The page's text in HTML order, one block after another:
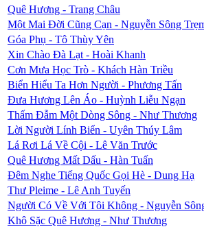
Quê Hương - Trang Châu
Một Mai Đời Cũng Cạn - Nguyễn Sông
Góa Phụ - Tô Thùy Yên
Xin Chào Đà Lạt - Hoài Khanh
Cơn Mưa Học Trò - Khách Hàn Triều
Biển Hiểu Ta Hơn Người - Phương Tấn
Đưa Hương Lên Áo - Huỳnh Liễu Ngạn
Thấm Đẫm Một Dòng Sông - Như Thương
Lời Người Lính Biển - Uyên Thúy Lâm
Lá Rơi Lá Về Cội - Lê Văn Trước
Quê Hương Mất Dấu - Hàn Tuấn
Đêm Nghe Tiếng Quốc Gọi Hè - Dung Hạ
Thư Pleime - Lê Anh Tuyến
Người Có Về Với Tôi Không - Nguyễn
Khô Sặc Quê Hương - Như Thương